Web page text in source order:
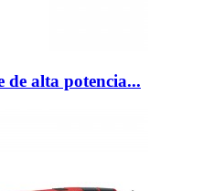
de alta potencia...